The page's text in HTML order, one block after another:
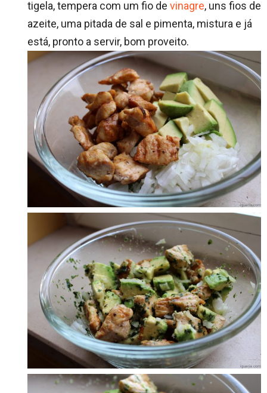
tigela, tempera com um fio de vinagre, uns fios de
azeite, uma pitada de sal e pimenta, mistura e já
está, pronto a servir, bom proveito.